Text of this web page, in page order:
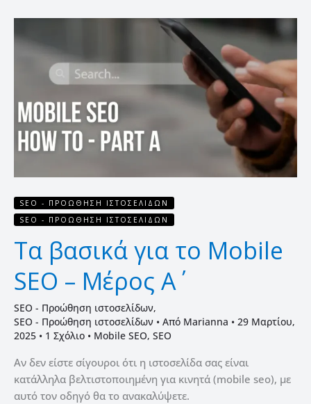
SEO - ΠΡΟΏΘΗΣΗ ΙΣΤΟΣΕΛΊΔΩΝ
SEO - ΠΡΟΏΘΗΣΗ ΙΣΤΟΣΕΛΊΔΩΝ
Τα βασικά για το Mobile
SEO – Μέρος Α΄
SEO - Προώθηση ιστοσελίδων,
SEO - Προώθηση ιστοσελίδων • Από Marianna • 29 Μαρτίου,
2025 • 1 Σχόλιο • Mobile SEO, SEO
Αν δεν είστε σίγουροι ότι η ιστοσελίδα σας είναι
κατάλληλα βελτιστοποιημένη για κινητά (mobile seo), με
αυτό τον οδηγό θα το ανακαλύψετε.
βασικά
SEO
–
Μέρος